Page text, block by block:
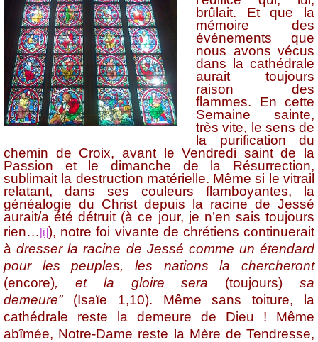
brûlait. Et que la
mémoire des
événements que
nous avons vécus
dans la cathédrale
aurait toujours
raison des
flammes. En cette
Semaine sainte,
très vite, le sens de
la purification du
chemin de Croix, avant le Vendredi saint de la
Passion et le dimanche de la Résurrection,
sublimait la destruction matérielle. Même si le vitrail
relatant, dans ses couleurs flamboyantes, la
généalogie du Christ depuis la racine de Jessé
aurait/a été détruit (à ce jour, je n’en sais toujours
rien… [i]), notre foi vivante de chrétiens continuerait
àdresser la racine de Jessé comme un étendard
pour les peuples, les nations la chercheront
(encore), et la gloire sera (toujours) sa
demeure” (Isaïe 1,10). Même sans toiture, la
cathédrale reste la demeure de Dieu ! Même
abîmée, Notre-Dame reste la Mère de Tendresse,